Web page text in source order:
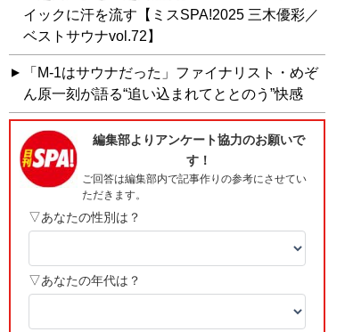
イックに汗を流す【ミスSPA!2025 三木優彩／
ベストサウナvol.72】
「M-1はサウナだった」ファイナリスト・めぞ
ん原一刻が語る“追い込まれてととのう”快感